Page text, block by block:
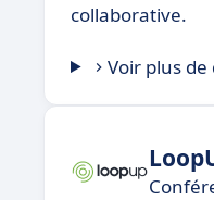
collaborative.
Voir plus de